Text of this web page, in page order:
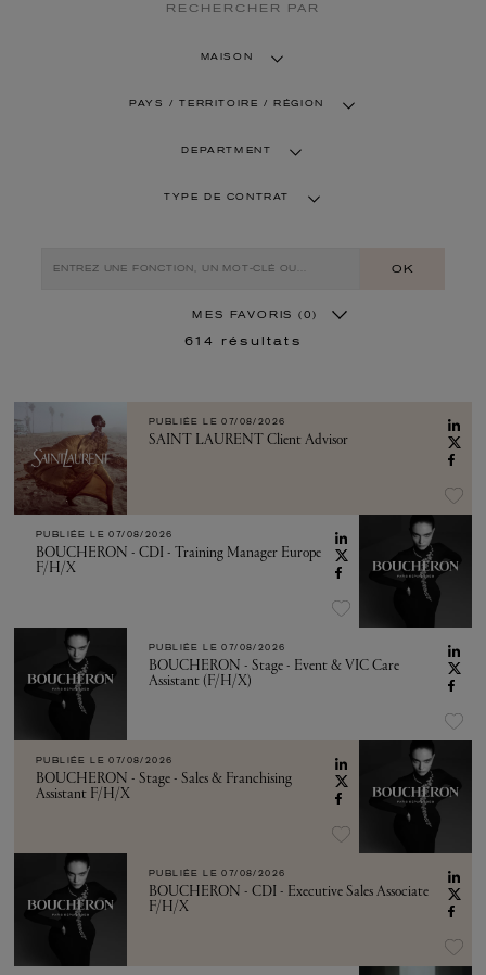
RECHERCHER PAR
MAISON
PAYS / TERRITOIRE / RÉGION
DEPARTMENT
TYPE DE CONTRAT
OK
MES FAVORIS (0)
614 résultats
PUBLIÉE LE 07/08/2026
SAINT LAURENT Client Advisor
PUBLIÉE LE 07/08/2026
BOUCHERON - CDI - Training Manager Europe
F/H/X
PUBLIÉE LE 07/08/2026
BOUCHERON - Stage - Event & VIC Care
Assistant (F/H/X)
PUBLIÉE LE 07/08/2026
BOUCHERON - Stage - Sales & Franchising
Assistant F/H/X
PUBLIÉE LE 07/08/2026
BOUCHERON - CDI - Executive Sales Associate
F/H/X